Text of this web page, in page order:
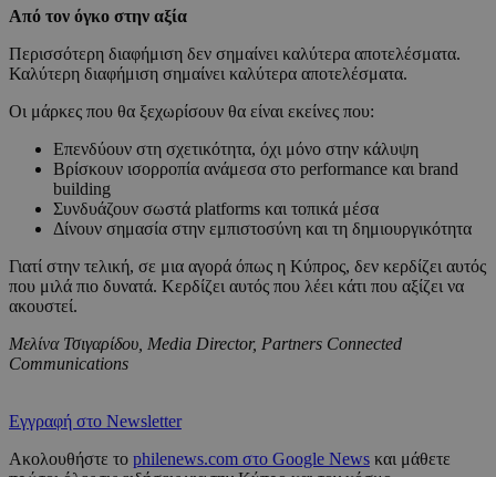
Από τον όγκο στην αξία
Περισσότερη διαφήμιση δεν σημαίνει καλύτερα αποτελέσματα.
Καλύτερη διαφήμιση σημαίνει καλύτερα αποτελέσματα.
Οι μάρκες που θα ξεχωρίσουν θα είναι εκείνες που:
Επενδύουν στη σχετικότητα, όχι μόνο στην κάλυψη
Βρίσκουν ισορροπία ανάμεσα στο performance και brand
building
Συνδυάζουν σωστά platforms και τοπικά μέσα
Δίνουν σημασία στην εμπιστοσύνη και τη δημιουργικότητα
Γιατί στην τελική, σε μια αγορά όπως η Κύπρος, δεν κερδίζει αυτός
που μιλά πιο δυνατά. Κερδίζει αυτός που λέει κάτι που αξίζει να
ακουστεί.
Μελίνα Τσιγαρίδου, Media Director, Partners Connected
Communications
Εγγραφή στο Newsletter
Ακολουθήστε το philenews.com στο Google News και μάθετε